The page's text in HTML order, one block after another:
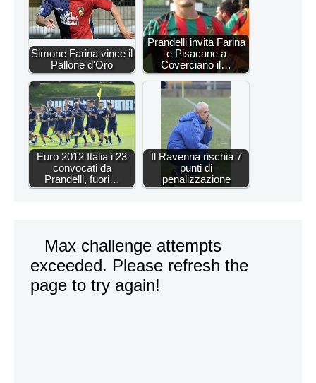
Simone Farina vince il
Pallone d'Oro
Prandelli invita Farina
e Pisacane a
Coverciano il…
Euro 2012 Italia i 23
convocati da
Prandelli, fuori…
Il Ravenna rischia 7
punti di
penalizzazione